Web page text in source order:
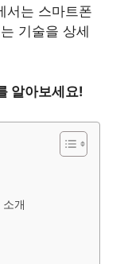
서는 스마트폰
기술을 상세
알아보세요!
개